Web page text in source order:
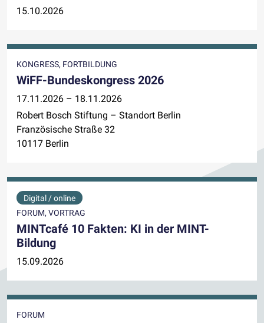
15.10.2026
KONGRESS, FORTBILDUNG
WiFF-Bundeskongress 2026
17.11.2026 – 18.11.2026
Robert Bosch Stiftung – Standort Berlin
Französische Straße 32
10117 Berlin
Digital / online
FORUM, VORTRAG
MINTcafé 10 Fakten: KI in der MINT-
Bildung
15.09.2026
FORUM